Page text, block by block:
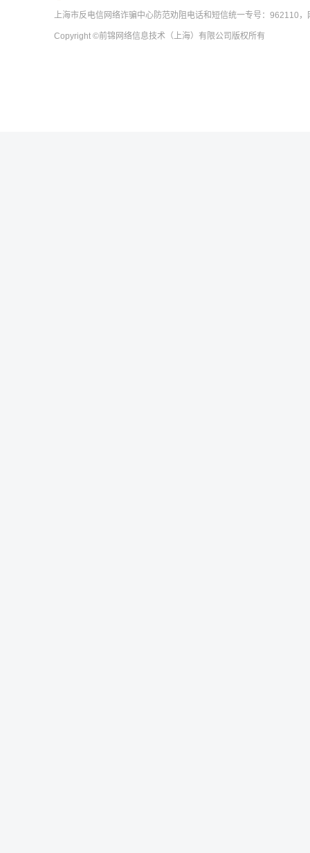
上海市反电信网络诈骗中心防范劝阻电话和短信统一专号：962110
Copyright ©前锦网络信息技术（上海）有限公司 版权所有